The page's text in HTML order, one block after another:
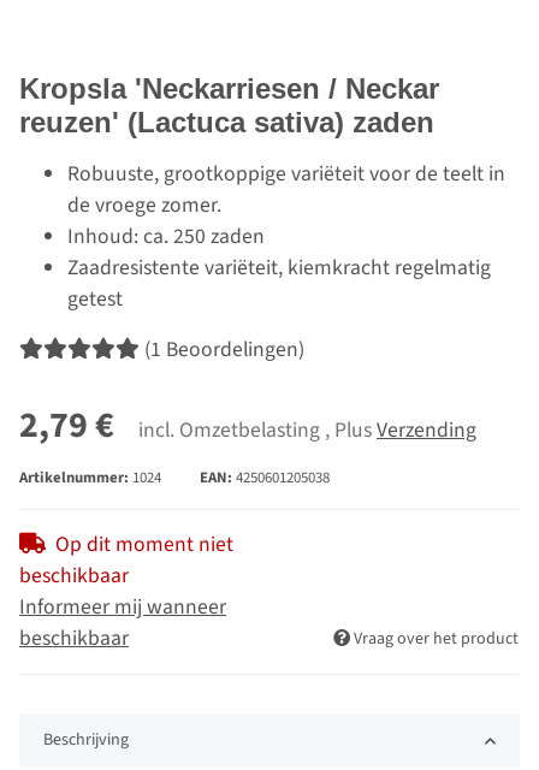
Kropsla 'Neckarriesen / Neckar
reuzen' (Lactuca sativa) zaden
Robuuste, grootkoppige variëteit voor de teelt in
de vroege zomer.
Inhoud: ca. 250 zaden
Zaadresistente variëteit, kiemkracht regelmatig
getest
(1 Beoordelingen)
2,79 € incl. Omzetbelasting , PlusVerzending
Artikelnummer: 1024 EAN: 4250601205038
Op dit moment niet
beschikbaar
Informeer mij wanneer
beschikbaar
Vraag over het product
Beschrijving